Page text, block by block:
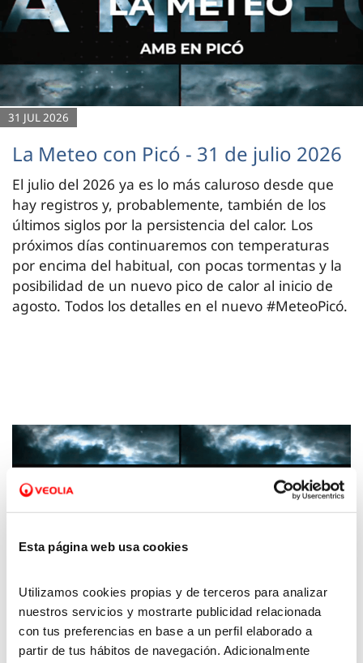
Esta página web usa cookies
Utilizamos cookies propias y de terceros para analizar
nuestros servicios y mostrarte publicidad relacionada
con tus preferencias en base a un perfil elaborado a
partir de tus hábitos de navegación. Adicionalmente
31 JUL 2026
La Meteo con Picó - 31 de julio 2026
El julio del 2026 ya es lo más caluroso desde que
hay registros y, probablemente, también de los
últimos siglos por la persistencia del calor. Los
próximos días continuaremos con temperaturas
por encima del habitual, con pocas tormentas y la
posibilidad de un nuevo pico de calor al inicio de
agosto. Todos los detalles en el nuevo #MeteoPicó.
23 MAR 2026
La Meteo con Picó - 20 de marzo 2026